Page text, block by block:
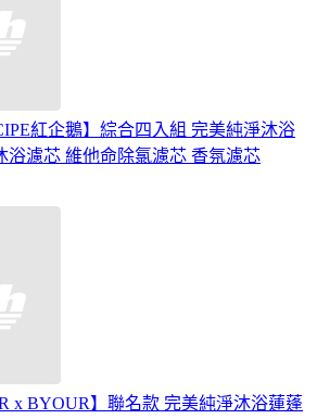
紅企鵝】綜合四入組 完美純淨沐浴
浴濾芯 維他命除氯濾芯 香氛濾芯
x BYOUR】聯名款 完美純淨沐浴蓮蓬